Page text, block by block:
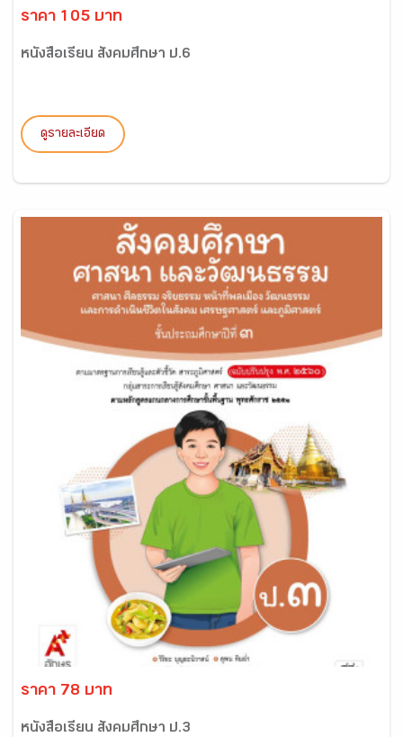
ราคา 105 บาท
หนังสือเรียน สังคมศึกษา ป.6
ดูรายละเอียด
ราคา 78 บาท
หนังสือเรียน สังคมศึกษา ป.3